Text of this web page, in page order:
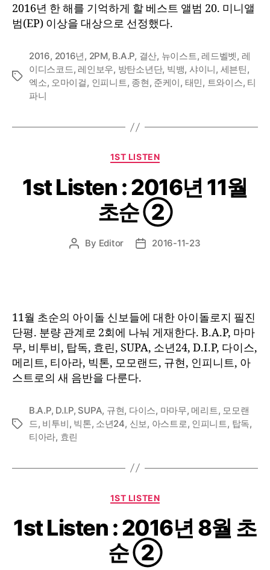
베
앨
범
20
2016년 한 해를 기억하게 할 베스트 앨범 20. 미니앨
범(EP) 이상을 대상으로 선정했다.
Tags
2016, 2016년, 2PM, B.A.P, 결산, 뉴이스트, 레드벨벳, 레
이디스코드, 레인보우, 방탄소년단, 빅뱅, 샤이니, 세븐틴,
엑소, 오마이걸, 인피니트, 종현, 준케이, 태민, 트와이스, 티
파니
Categories
1ST LISTEN
1st Listen : 2016년 11월
초순 ②
Post
By Editor
Post2016-11-23
11월 초순의 아이돌 신보들에 대한 아이돌로지 필진
단평. 분량 관계로 2회에 나눠 게재한다. B.A.P, 마마
무, 비투비, 탑독, 효린, SUPA, 소년24, D.I.P, 다이스,
메리트, 티아라, 빅톤, 모모랜드, 규현, 인피니트, 아
스트로의 새 음반을 다룬다.
Tags
B.A.P, D.I.P, SUPA, 규현, 다이스, 마마무, 메리트, 모모랜
드, 비투비, 빅톤, 소년24, 신보, 아스트로, 인피니트, 탑독,
티아라, 효린
Categories
1ST LISTEN
1st Listen : 2016년 8월 초
순 ②